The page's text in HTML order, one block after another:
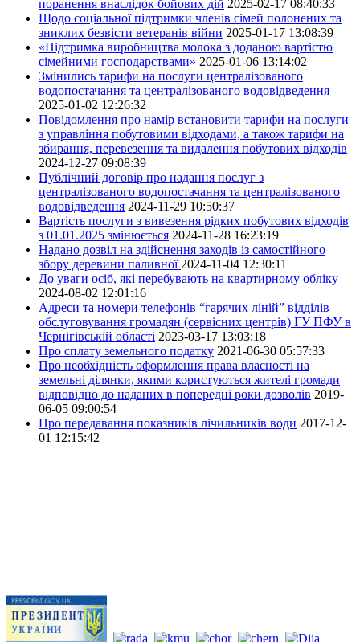
поранення внаслідок бойових дій 2025-02-17 08:40:33
Щодо соціальної підтримки членів сімей полонених та
зниклих безвісти ветеранів війни 2025-01-17 13:08:39
«Підтримка виробництва молока з доданою вартістю
сімейними господарствами» 2025-01-06 13:14:02
Змінились тарифи на послуги централізованого
водопостачання та централізованого водовідведення
2025-01-02 12:26:32
Повідомлення про намір встановити тарифи на послуги
з управління побутовими відходами, а також тарифи на
збирання, перевезення та видалення побутових відходів
2024-12-27 09:08:39
Публічний договір про надання послуг з
централізованого водопостачання та централізованого
водовідведення 2024-11-29 10:50:37
Вартість послуги з вивезення рідких побутових відходів
з 01.01.2025 змінюється 2024-11-28 16:23:19
Надано дозвіл на здійснення заходів із самостійного
збору деревини паливної 2024-11-04 12:30:11
До уваги осіб, які перебувають на квартирному обліку
2024-08-02 12:01:16
Адреси та номери телефонів “гарячих ліній” відділів
обслуговування громадян (сервісних центрів) ГУ ПФУ в
Чернігівській області 2023-03-17 13:03:18
Про сплату земельного податку 2021-06-30 05:57:33
Про необхідність оформлення права власності на
земельні ділянки, якими користуються жителі громади
відповідно до наданих в попередні роки дозволів 2019-
06-05 09:00:54
Про передавання показників лічильників води 2017-12-
01 12:15:42